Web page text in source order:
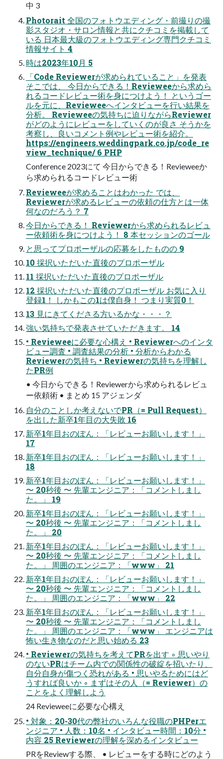
中 3
Photorait 全国のフォトウエディング・前撮りの撮
影スタジオ・サロン情報と共にクチコミを掲載して
いる 日本最大級のフォトウエディング専門クチコミ
情報サイト 4
時は2023年10月 5
「Code Reviewerが求められていること」を発表
そこでは、 今日からできる！Revieweeから求めら
れるコードレビュー術を身につけよう！ というゴー
ルを元に、Revieweeへインタビューを行い結果を
分析。 Revieweeの気持ちに迫りながらReviewer
がどのようにレビューをしていくのが良さ そうかを
考察し、良いコメント例やレビュー術を紹介。
https://engineers.weddingpark.co.jp/code_re
view_technique/ 6 PHP
Conference 2023にて 今日からできる！Revieweeか
ら求められるコードレビュー術
Revieweeが求めることはわかった では、
Reviewerが求めるレビューの依頼の仕方とは一体
何なのだろう？ 7
今日からできる！ Reviewerから求められるレビュ
ー依頼術を身につけよう！ 8 本セッションのゴール
と思ってプロポーザルの応募をしたものの 9
10 採択いただいた直後のプロポーザル
11 採択いただいた直後のプロポーザル
12 採択いただいた直後のプロポーザル お気に入り
登録1！ しかもこの1は僕自身！ つまり実質0！
13 見にきてくださる方いるかな・・・？
強い気持ちで発表させていただきます。 14
• Revieweeに必要な心構え • Reviewerへのインタ
ビュー調査 • 調査結果の分析 • 分析からわかる
Reviewerの気持ち • Reviewerの気持ちを理解し
たPR例
• 今日からできる！Reviewerから求められるレビュ
ー依頼術 • まとめ 15 アジェンダ
自分のことしか考えないでPR（= Pull Request）
を出した新卒1年目の大失敗 16
新卒1年目おのぽん：「レビューお願いします！」
17
新卒1年目おのぽん：「レビューお願いします！」
18
新卒1年目おのぽん：「レビューお願いします！」
〜 20秒後 〜 先輩エンジニア：「コメントしまし
た。」 19
新卒1年目おのぽん：「レビューお願いします！」
〜 20秒後 〜 先輩エンジニア：「コメントしまし
た。」 20
新卒1年目おのぽん：「レビューお願いします！」
〜 20秒後 〜 先輩エンジニア：「コメントしまし
た。」 周囲のエンジニア：「www」 21
新卒1年目おのぽん：「レビューお願いします！」
〜 20秒後 〜 先輩エンジニア：「コメントしまし
た。」 周囲のエンジニア：「www」 22
新卒1年目おのぽん：「レビューお願いします！」
〜 20秒後 〜 先輩エンジニア：「コメントしまし
た。」 周囲のエンジニア：「www」 エンジニアは
怖い生き物なのだと思い始める 23
• Reviewerの気持ちを考えてPRを出す ◦ 思いやり
のないPRはチーム内での関係性の破綻を招いたり、
自分自身が傷つく恐れがある • 思いやるためにはど
うすれば良いか ◦ まずはその人（= Reviewer）の
ことをよく理解しよう
24 Revieweeに必要な心構え
• 対象：20-30代の弊社のいろんな役職のPHPerエ
ンジニア • 人数：10名 • インタビュー時間：10分 •
内容 25 Reviewerの理解を深めるインタビュー
PRをReviewする際、 • レビューをする時にどのよう